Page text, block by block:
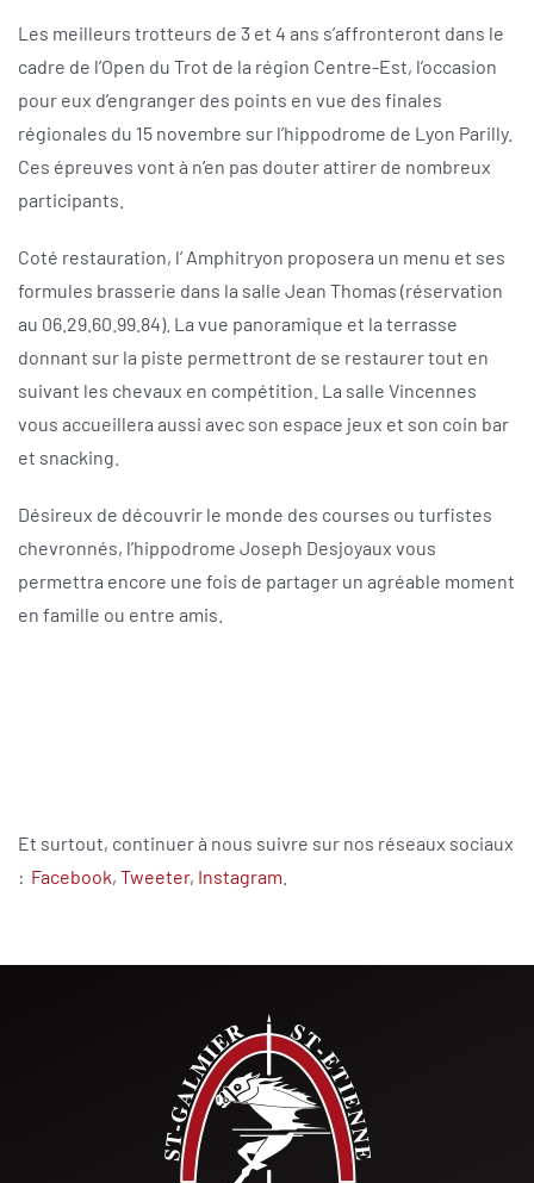
Les meilleurs trotteurs de 3 et 4 ans s’affronteront dans le
cadre de l’Open du Trot de la région Centre-Est, l’occasion
pour eux d’engranger des points en vue des finales
régionales du 15 novembre sur l’hippodrome de Lyon Parilly.
Ces épreuves vont à n’en pas douter attirer de nombreux
participants.
Coté restauration, l’ Amphitryon proposera un menu et ses
formules brasserie dans la salle Jean Thomas (réservation
au 06.29.60.99.84). La vue panoramique et la terrasse
donnant sur la piste permettront de se restaurer tout en
suivant les chevaux en compétition. La salle Vincennes
vous accueillera aussi avec son espace jeux et son coin bar
et snacking.
Désireux de découvrir le monde des courses ou turfistes
chevronnés, l’hippodrome Joseph Desjoyaux vous
permettra encore une fois de partager un agréable moment
en famille ou entre amis.
Et surtout, continuer à nous suivre sur nos réseaux sociaux
: Facebook, Tweeter, Instagram